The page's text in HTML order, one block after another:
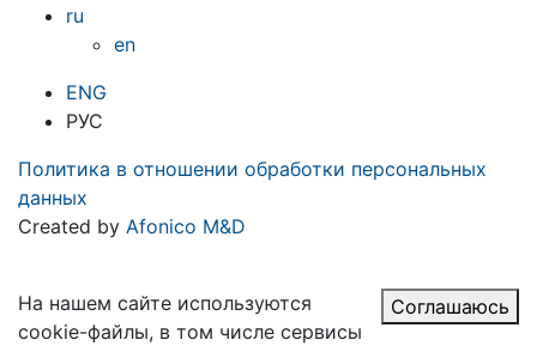
ru
en
ENG
РУС
Политика в отношении обработки персональных
данных
Created by Afonico M&D
На нашем сайте используются
cookie-файлы, в том числе сервисы
Соглашаюсь